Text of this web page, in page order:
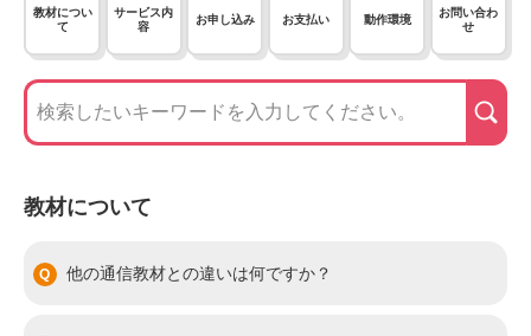
教材につい
て
サービス内
容
お申し込み お支払い 動作環境
お問い合わ
せ
教材について
他の通信教材との違いは何ですか？